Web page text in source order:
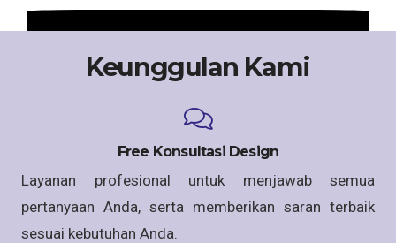
Keunggulan Kami
Free Konsultasi Design
Layanan profesional untuk menjawab semua
pertanyaan Anda, serta memberikan saran terbaik
sesuai kebutuhan Anda.